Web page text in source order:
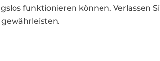
funktionieren können. Verlassen